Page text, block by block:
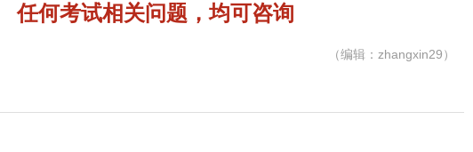
任何考试相关问题，均可咨询
（编辑：zhangxin29）